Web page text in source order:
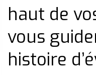
haut de
vous
histoire